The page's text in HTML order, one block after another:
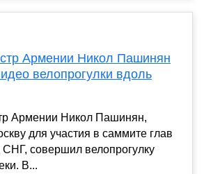
Армении Никол Пашинян
велопрогулки вдоль
Армении Никол Пашинян,
для участия в саммите глав
СНГ, совершил велопрогулку
В...